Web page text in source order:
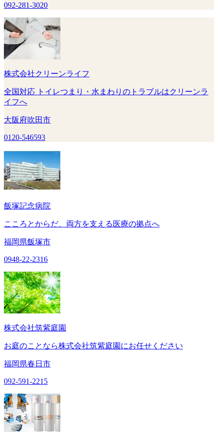
092-281-3020
株式会社クリーンライフ
全国対応 トイレつまり・水まわりのトラブルはクリーンラ
イフへ
大阪府吹田市
0120-546593
飯塚記念病院
こころとからだ、両方を支える医療の拠点へ
福岡県飯塚市
0948-22-2316
株式会社筑紫庭園
お庭のことなら株式会社筑紫庭園にお任せください
福岡県春日市
092-591-2215